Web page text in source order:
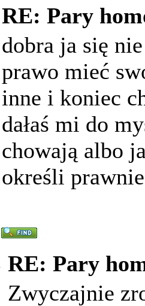
RE: Pary
dobra ja się
prawo mieć
inne i koniec
dałaś mi do
chowają albo
określi
RE: Pary
Zwyczajnie